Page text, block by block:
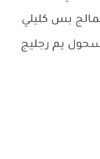
بس كليلي
يم رجليج